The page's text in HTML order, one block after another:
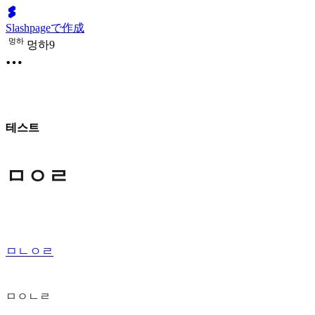
Slashpageで作成
멍하 멍하9
테스트
ㅁㅇㄹ
ㅁㄴㅇㄹ
ㅁㅇㄴㄹ